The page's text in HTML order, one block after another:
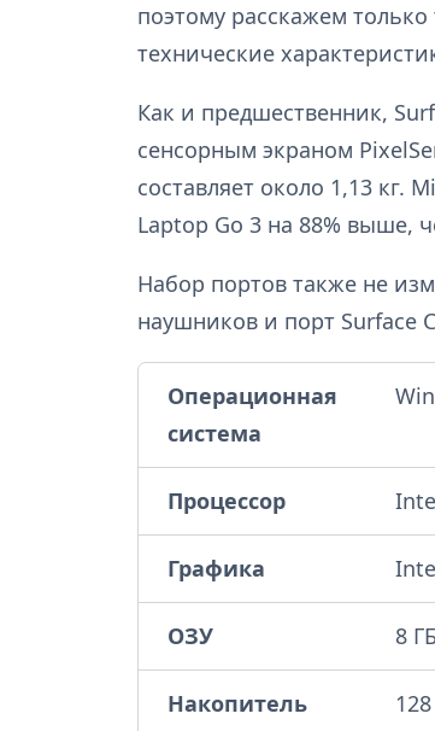
поэтому расскажем
технические
Как и предшественник,
сенсорным экраном
составляет около 1,13 кг.
Laptop Go 3 на 88% выше,
Набор портов также не
наушников и порт Surface
Операционная
система
Процессор
Графика
ОЗУ 8
Накопитель